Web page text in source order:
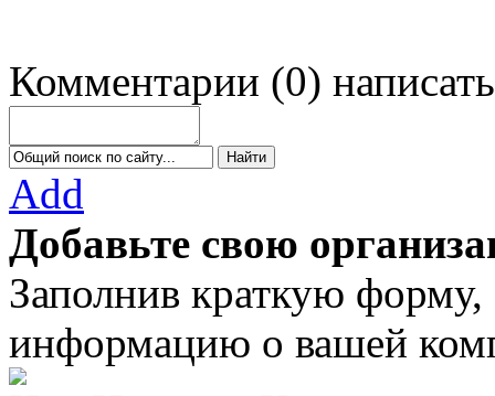
Комментарии (0) написать
Add
Добавьте свою
Заполнив краткую
информацию о вашей